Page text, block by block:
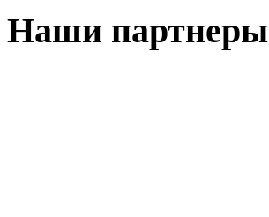
Наши партнеры